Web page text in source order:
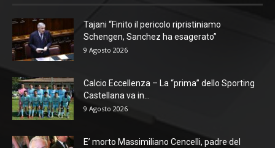
Tajani “Finito il pericolo ripristiniamo
Schengen, Sanchez ha esagerato”
9 Agosto 2026
Calcio Eccellenza – La “prima” dello Sporting
Castellana va in...
9 Agosto 2026
E’ morto Massimiliano Cencelli, padre del